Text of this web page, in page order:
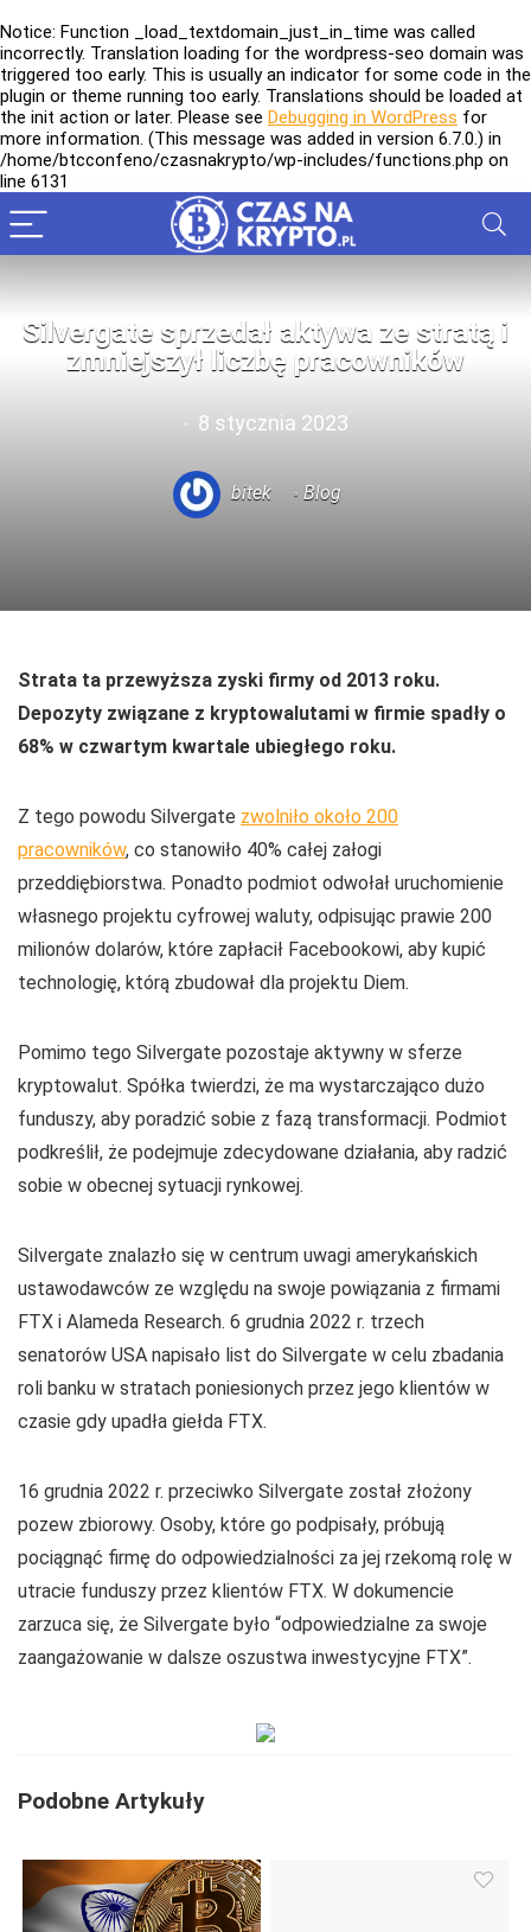
Notice: Function _load_textdomain_just_in_time was called
incorrectly. Translation loading for the wordpress-seo domain was
triggered too early. This is usually an indicator for some code in the
plugin or theme running too early. Translations should be loaded at
the init action or later. Please see Debugging in WordPress for
more information. (This message was added in version 6.7.0.) in
/home/btcconfeno/czasnakrypto/wp-includes/functions.php on
line 6131
Silvergate sprzedał aktywa ze stratą i
zmniejszył liczbę pracowników
8 stycznia 2023
bitek Blog
Strata ta przewyższa zyski firmy od 2013 roku.
Depozyty związane z kryptowalutami w firmie spadły o
68% w czwartym kwartale ubiegłego roku.
Z tego powodu Silvergate zwolniło około 200
pracowników, co stanowiło 40% całej załogi
przeddiębiorstwa. Ponadto podmiot odwołał uruchomienie
własnego projektu cyfrowej waluty, odpisując prawie 200
milionów dolarów, które zapłacił Facebookowi, aby kupić
technologię, którą zbudował dla projektu Diem.
Pomimo tego Silvergate pozostaje aktywny w sferze
kryptowalut. Spółka twierdzi, że ma wystarczająco dużo
funduszy, aby poradzić sobie z fazą transformacji. Podmiot
podkreślił, że podejmuje zdecydowane działania, aby radzić
sobie w obecnej sytuacji rynkowej.
Silvergate znalazło się w centrum uwagi amerykańskich
ustawodawców ze względu na swoje powiązania z firmami
FTX i Alameda Research. 6 grudnia 2022 r. trzech
senatorów USA napisało list do Silvergate w celu zbadania
roli banku w stratach poniesionych przez jego klientów w
czasie gdy upadła giełda FTX.
16 grudnia 2022 r. przeciwko Silvergate został złożony
pozew zbiorowy. Osoby, które go podpisały, próbują
pociągnąć firmę do odpowiedzialności za jej rzekomą rolę w
utracie funduszy przez klientów FTX. W dokumencie
zarzuca się, że Silvergate było “odpowiedzialne za swoje
zaangażowanie w dalsze oszustwa inwestycyjne FTX”.
Podobne Artykuły